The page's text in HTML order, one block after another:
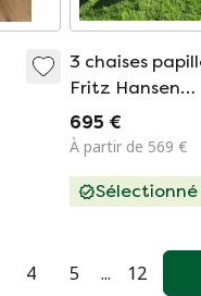
3 chaises
Fritz Hansen
vintage, design
danois, bleu
695 €
À partir de 569 €
Sélectionné
4 5 ... 12